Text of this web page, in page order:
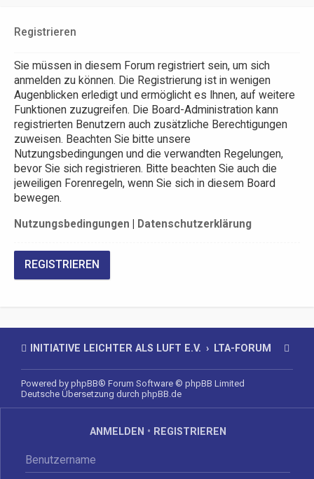
Registrieren
Sie müssen in diesem Forum registriert sein, um sich
anmelden zu können. Die Registrierung ist in wenigen
Augenblicken erledigt und ermöglicht es Ihnen, auf weitere
Funktionen zuzugreifen. Die Board-Administration kann
registrierten Benutzern auch zusätzliche Berechtigungen
zuweisen. Beachten Sie bitte unsere
Nutzungsbedingungen und die verwandten Regelungen,
bevor Sie sich registrieren. Bitte beachten Sie auch die
jeweiligen Forenregeln, wenn Sie sich in diesem Board
bewegen.
Nutzungsbedingungen Datenschutzerklärung
REGISTRIEREN
INITIATIVE LEICHTER ALS LUFT E.V. LTA-FORUM
Powered by phpBB® Forum Software © phpBB Limited
Deutsche Übersetzung durch phpBB.de
ANMELDEN • REGISTRIEREN